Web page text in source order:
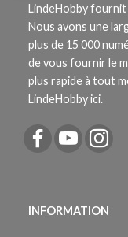
LindeHobby fournit
Nous avons une
plus de 15 000
de vous fournir le
plus rapide à tout
LindeHobby ici.
INFORMATION